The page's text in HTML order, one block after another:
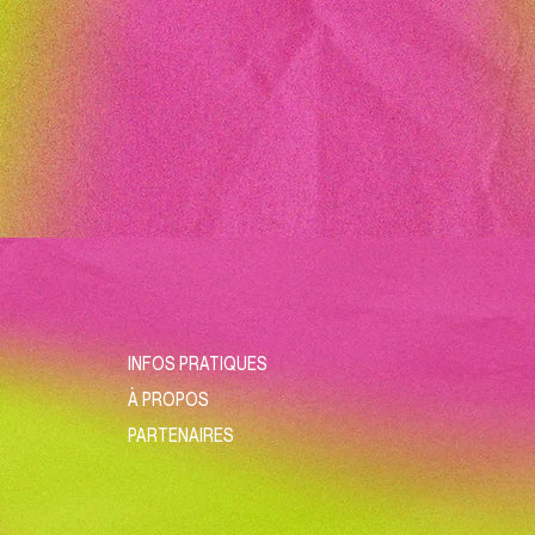
INFOS PRATIQUES
À PROPOS
PARTENAIRES